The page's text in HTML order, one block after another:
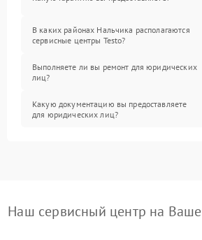
В каких районах Нальчика располагаются
сервисные центры Testo?
Выполняете ли вы ремонт для юридических
лиц?
Какую документацию вы предоставляете
для юридических лиц?
Наш сервисный центр на